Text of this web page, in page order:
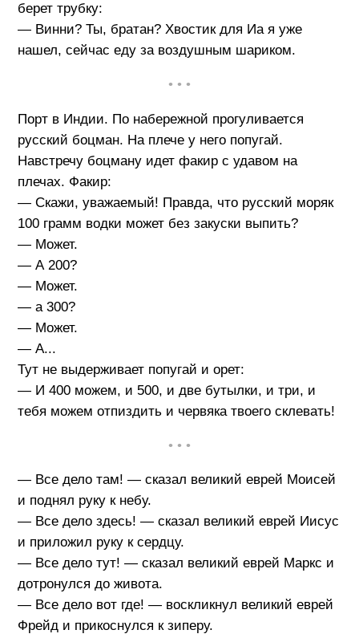
берет трубку:
— Винни? Ты, братан? Хвостик для Иа я уже
нашел, сейчас еду за воздушным шариком.
• • •
Порт в Индии. По набережной прогуливается
русский боцман. На плече у него попугай.
Навстречу боцману идет факир с удавом на
плечах. Факир:
— Скажи, уважаемый! Правда, что русский моряк
100 грамм водки может без закуски выпить?
— Может.
— А 200?
— Может.
— а 300?
— Может.
— А...
Тут не выдерживает попугай и орет:
— И 400 можем, и 500, и две бутылки, и три, и
тебя можем отпиздить и червяка твоего склевать!
• • •
— Все дело там! — сказал великий еврей Моисей
и поднял руку к небу.
— Все дело здесь! — сказал великий еврей Иисус
и приложил руку к сердцу.
— Все дело тут! — сказал великий еврей Маркс и
дотронулся до живота.
— Все дело вот где! — воскликнул великий еврей
Фрейд и прикоснулся к зиперу.